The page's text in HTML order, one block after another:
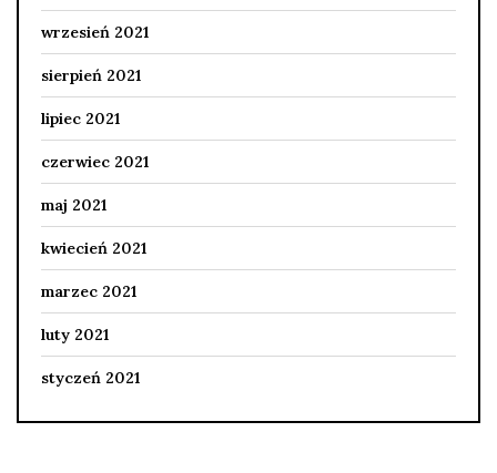
wrzesień 2021
sierpień 2021
lipiec 2021
czerwiec 2021
maj 2021
kwiecień 2021
marzec 2021
luty 2021
styczeń 2021